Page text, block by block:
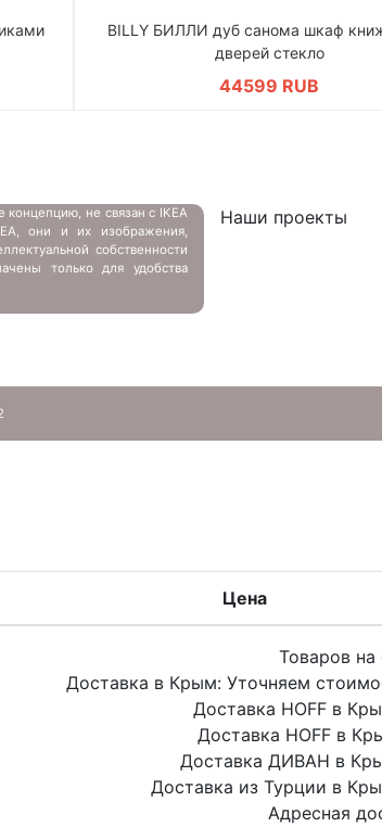
BILLY БИЛЛИ дуб санома шкаф
дверей стекло
44599 RUB
не связан с IKEA
они и их изображения,
собственности
только для удобства
Наши проекты
Цена
Товаров
Доставка в Крым: Уточняем
Доставка HOFF в
Доставка HOFF в
Доставка ДИВАН в
Доставка из Турции в
Адресная